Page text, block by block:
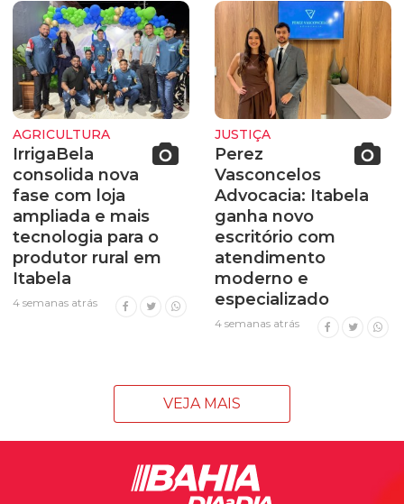
AGRICULTURA
IrrigaBela
consolida nova
fase com loja
ampliada e mais
tecnologia para o
produtor rural em
Itabela
4 semanas atrás
JUSTIÇA
Perez
Vasconcelos
Advocacia: Itabela
ganha novo
escritório com
atendimento
moderno e
especializado
4 semanas atrás
VEJA MAIS